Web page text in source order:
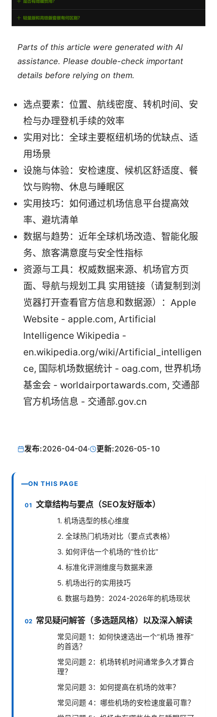
Parts of this article were generated with AI
assistance. Please double-check important
details before relying on them.
选点要素：位置、航线密度、转机时间、安
检与办理登机手续的效率
实用对比：全球主要枢纽机场的优缺点、适
用场景
设施与体验：安检速度、候机区舒适度、餐
饮与购物、休息与睡眠区
实用技巧：如何通过机场信息平台提高效
率、避坑清单
数据与趋势：近年全球机场改造、智能化服
务、旅客满意度与安全性指标
资源与工具：权威数据来源、机场官方页
面、导航与规划工具 实用链接（请复制到浏
览器打开查看官方信息和数据源）：Apple
Website - apple.com, Artificial
Intelligence Wikipedia -
en.wikipedia.org/wiki/Artificial_intelligen
ce, 国际机场数据统计 - oag.com, 世界机场
基金会 - worldairportawards.com, 交通部
官方机场信息 - 交通部.gov.cn
发布:2026-04-04· 更新:2026-05-10
ON THIS PAGE
文章结构与要点（SEO友好版本）
1. 机场选型的核心维度
2. 全球热门机场对比（要点式表格）
3. 如何评估一个机场的“性价比”
4. 标准化评测维度与数据来源
5. 机场出行的实用技巧
6. 数据与趋势：2024-2026年的机场现状
常见疑问解答（多选题风格）以及深入解读
常见问题 1：如何快速选出一个“机场 推荐”
的首选？
常见问题 2：机场转机时间通常多久才算合
理？
常见问题 3：如何提高在机场的效率？
常见问题 4：哪些机场的安检速度最可靠？